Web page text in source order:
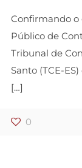
Confirmando
Público de
Tribunal de
Santo (TCE-
[…]
0